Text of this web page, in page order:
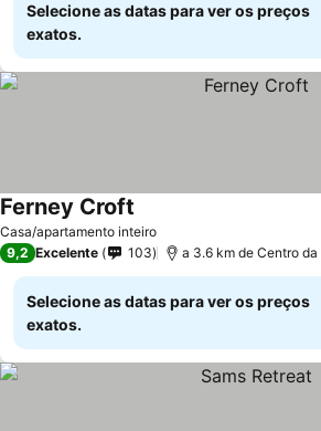
Selecione as datas para ver os preços
exatos.
Casa/apartamento inteiro
Ferney Croft
9,2 Excelente 103 a 3.6 km de Centro
Selecione as datas para ver os preços
exatos.